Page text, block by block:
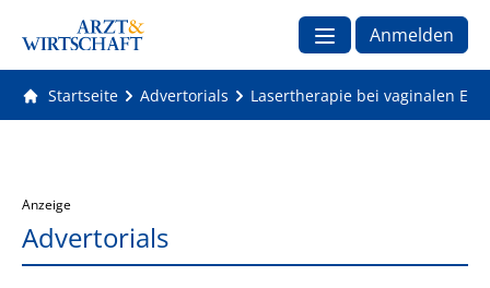
Anmelden
Startseite Advertorials Lasertherapie bei vaginalen
Anzeige
Advertorials